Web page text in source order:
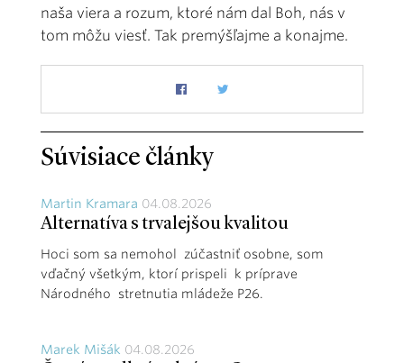
naša viera a rozum, ktoré nám dal Boh, nás v
tom môžu viesť. Tak premýšľajme a konajme.
Súvisiace články
Martin Kramara 04.08.2026
Alternatíva s trvalejšou kvalitou
Hoci som sa nemohol zúčastniť osobne, som
vďačný všetkým, ktorí prispeli k príprave
Národného stretnutia mládeže P26.
Marek Mišák 04.08.2026